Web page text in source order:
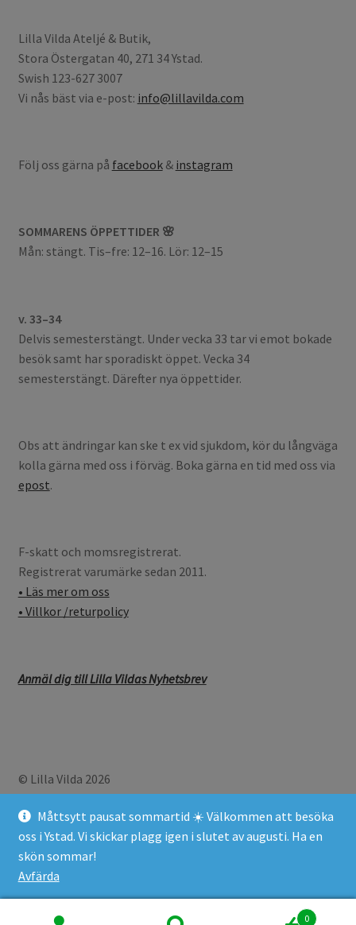
Måttsytt pausat sommartid ☀️ Välkommen att besöka
oss i Ystad. Vi skickar plagg igen i slutet av augusti. Ha en
skön sommar!
Avfärda
Lilla Vilda Ateljé & Butik,
Stora Östergatan 40, 271 34 Ystad.
Swish 123-627 3007
Vi nås bäst via e-post: info@lillavilda.com
Följ oss gärna på facebook& instagram
SOMMARENS ÖPPETTIDER 🌸
Mån: stängt. Tis–fre: 12–16. Lör: 12–15
v. 33–34
Delvis semesterstängt. Under vecka 33 tar vi emot bokade
besök samt har sporadiskt öppet. Vecka 34
semesterstängt. Därefter nya öppettider.
Obs att ändringar kan ske t ex vid sjukdom, kör du långväga
kolla gärna med oss i förväg. Boka gärna en tid med oss via
epost.
F-skatt och momsregistrerat.
Registrerat varumärke sedan 2011.
• Läs mer om oss
• Villkor /returpolicy
Anmäl dig till Lilla Vildas Nyhetsbrev
© Lilla Vilda 2026
GDPR (General Data Protection Regulation)
Byggt med
WooCommerce.
0